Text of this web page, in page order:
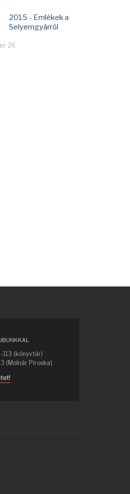
2015 - Emlékek a
Selyemgyárról
26
(könyvtár)
(Molnár Piroska)